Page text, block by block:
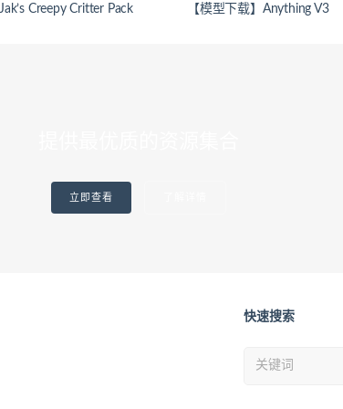
Jak’s Creepy Critter Pack 【模型下载】Anything V3
立即查看
快速搜索